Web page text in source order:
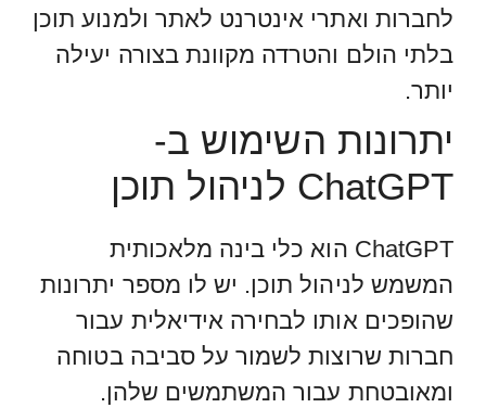
לחברות ואתרי אינטרנט לאתר ולמנוע תוכן
בלתי הולם והטרדה מקוונת בצורה יעילה
יותר.
יתרונות השימוש ב-
ChatGPT לניהול תוכן
ChatGPT הוא כלי בינה מלאכותית
המשמש לניהול תוכן. יש לו מספר יתרונות
שהופכים אותו לבחירה אידיאלית עבור
חברות שרוצות לשמור על סביבה בטוחה
ומאובטחת עבור המשתמשים שלהן.